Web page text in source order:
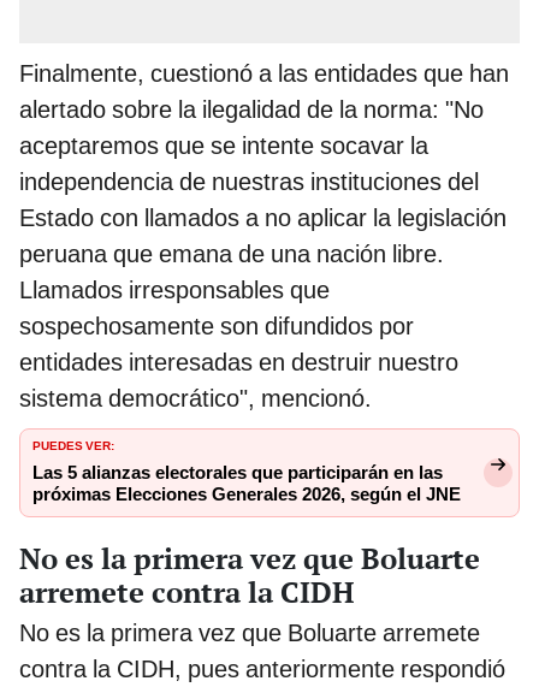
Finalmente, cuestionó a las entidades que han
alertado sobre la ilegalidad de la norma: "No
aceptaremos que se intente socavar la
independencia de nuestras instituciones del
Estado con llamados a no aplicar la legislación
peruana que emana de una nación libre.
Llamados irresponsables que
sospechosamente son difundidos por
entidades interesadas en destruir nuestro
sistema democrático", mencionó.
PUEDES VER:
Las 5 alianzas electorales que participarán en las
próximas Elecciones Generales 2026, según el JNE
No es la primera vez que Boluarte
arremete contra la CIDH
No es la primera vez que Boluarte arremete
contra la CIDH, pues anteriormente respondió